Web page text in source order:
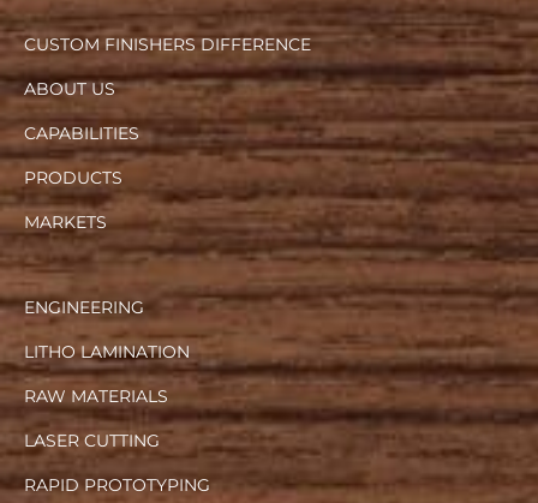
CUSTOM FINISHERS DIFFERENCE
ABOUT US
CAPABILITIES
PRODUCTS
MARKETS
ENGINEERING
LITHO LAMINATION
RAW MATERIALS
LASER CUTTING
RAPID PROTOTYPING